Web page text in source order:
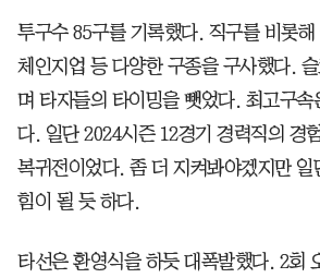
투구수 85구를 기록했다. 직구를 비롯
체인지업 등 다양한 구종을 구사했다.
며 타자들의 타이밍을 뺏었다. 최고구
다. 일단 2024시즌 12경기 경력직의 경
복귀전이었다. 좀 더 지켜봐야겠지만
힘이 될 듯 하다.
타선은 환영식을 하듯 대폭발했다. 2회